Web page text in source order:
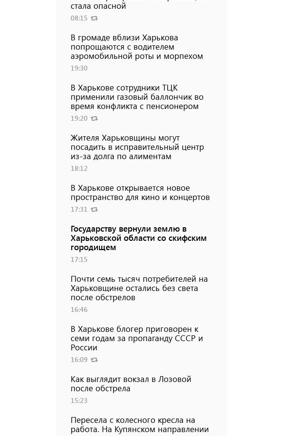
стала опасной
08:15
В громаде вблизи Харькова
попрощаются с водителем
аэромобильной роты и морпехом
19:30
В Харькове сотрудники ТЦК
применили газовый баллончик во
время конфликта с пенсионером
19:20
Жителя Харьковщины могут
посадить в исправительный центр
из-за долга по алиментам
18:12
В Харькове открывается новое
пространство для кино и концертов
17:31
Государству вернули землю в
Харьковской области со скифским
городищем
17:15
Почти семь тысяч потребителей на
Харьковщине остались без света
после обстрелов
16:46
В Харькове блогер приговорен к
семи годам за пропаганду СССР и
России
16:09
Как выглядит вокзал в Лозовой
после обстрела
15:23
Пересела с колесного кресла на
работа. На Купянском направлении